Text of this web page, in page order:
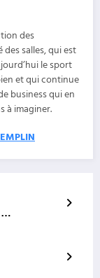
des
salles, qui est
le sport
et qui continue
business qui en
à imaginer.
6 …